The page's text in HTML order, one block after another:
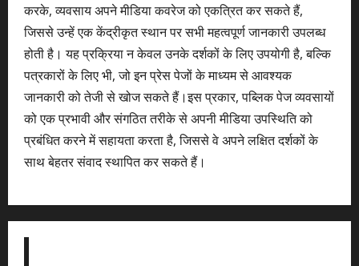
करके, व्यवसाय अपने मीडिया कवरेज को एकत्रित कर सकते हैं,
जिससे उन्हें एक केंद्रीकृत स्थान पर सभी महत्वपूर्ण जानकारी उपलब्ध
होती है। यह प्रक्रिया न केवल उनके दर्शकों के लिए उपयोगी है, बल्कि
पत्रकारों के लिए भी, जो इन प्रेस पेजों के माध्यम से आवश्यक
जानकारी को तेजी से खोज सकते हैं।इस प्रकार, पब्लिक पेज व्यवसायों
को एक प्रभावी और संगठित तरीके से अपनी मीडिया उपस्थिति को
प्रबंधित करने में सहायता करता है, जिससे वे अपने लक्षित दर्शकों के
साथ बेहतर संवाद स्थापित कर सकते हैं।